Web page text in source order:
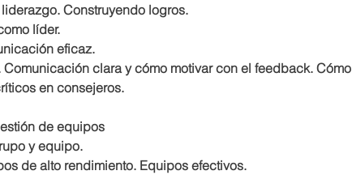
Construyendo logros.
líder.
eficaz.
Comunicación clara y cómo motivar con el feedback. Cómo
en consejeros.
de equipos
y equipo.
de alto rendimiento. Equipos efectivos.